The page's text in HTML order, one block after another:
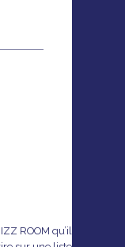
ROOM qu’il